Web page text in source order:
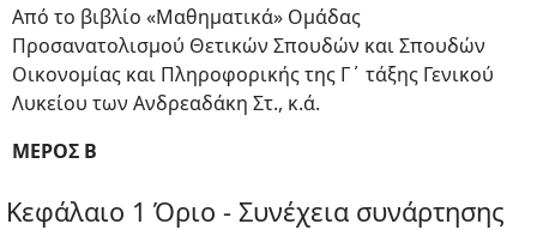
Από το βιβλίο «Μαθηματικά» Ομάδας
Προσανατολισμού Θετικών Σπουδών και Σπουδών
Οικονομίας και Πληροφορικής της Γ΄ τάξης Γενικού
Λυκείου των Ανδρεαδάκη Στ., κ.ά.
ΜΕΡΟΣ Β
Κεφάλαιο 1 Όριο - Συνέχεια συνάρτησης